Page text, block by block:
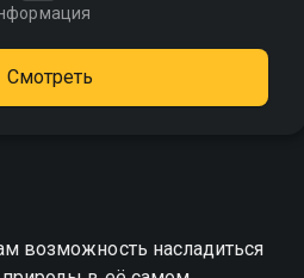
Смотреть
возможность насладиться